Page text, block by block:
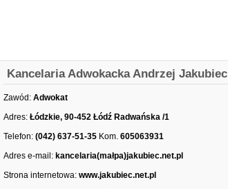
Kancelaria Adwokacka Andrzej Jakubiec
Zawód: Adwokat
Adres: Łódzkie, 90-452 Łódź Radwańska /1
Telefon: (042) 637-51-35 Kom. 605063931
Adres e-mail: kancelaria(małpa)jakubiec.net.pl
Strona internetowa: www.jakubiec.net.pl